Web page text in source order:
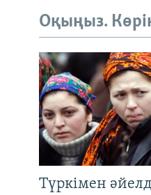
Оқыңыз.
Түркімен